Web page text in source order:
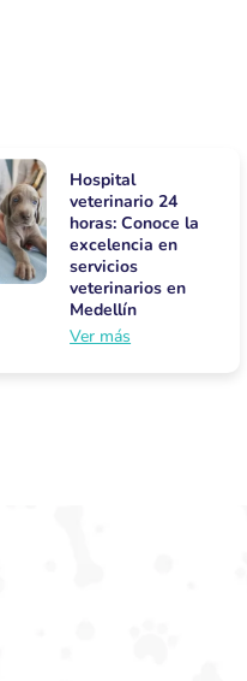
Hospital
veterinario 24
horas: Conoce la
excelencia en
servicios
veterinarios en
Medellín
Ver más